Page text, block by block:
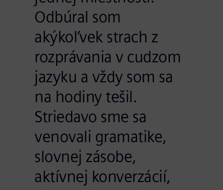
Odbúral som
akýkoľvek strach z
rozprávania v cudzom
jazyku a vždy som sa
na hodiny tešil.
Striedavo sme sa
venovali gramatike,
slovnej zásobe,
aktívnej konverzácií,